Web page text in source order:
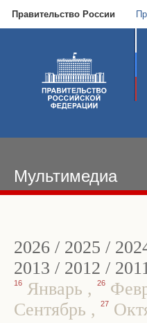
Правительство России
Мультимедиа
2026 / 2025 /
2013 / 2012 /
16 Январь , 26
Сентябрь , 27